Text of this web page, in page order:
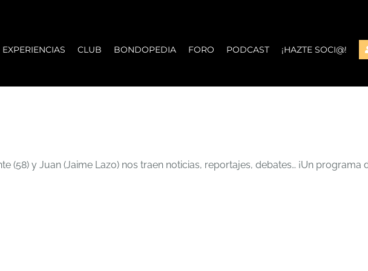
EXPERIENCIAS CLUB BONDOPEDIA FORO PODCAST ¡HAZTE SOCI@!
(58) y Juan (Jaime Lazo) nos traen noticias, reportajes, debates… ¡Un